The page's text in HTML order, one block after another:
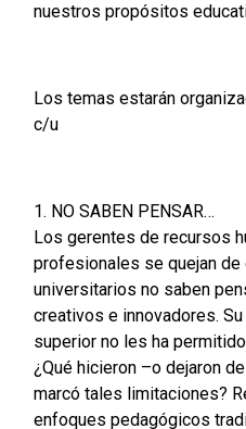
nuestros propósitos
Los temas estarán
c/u
1. NO SABEN PENSAR…
Los gerentes de recursos
profesionales se quejan de
universitarios no saben
creativos e innovadores.
superior no les ha
¿Qué hicieron –o dejaron
marcó tales limitaciones?
enfoques pedagógicos